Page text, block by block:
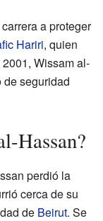
a proteger
Hariri, quien
Wissam al-
seguridad
Hassan?
perdió la
cerca de su
de Beirut. Se